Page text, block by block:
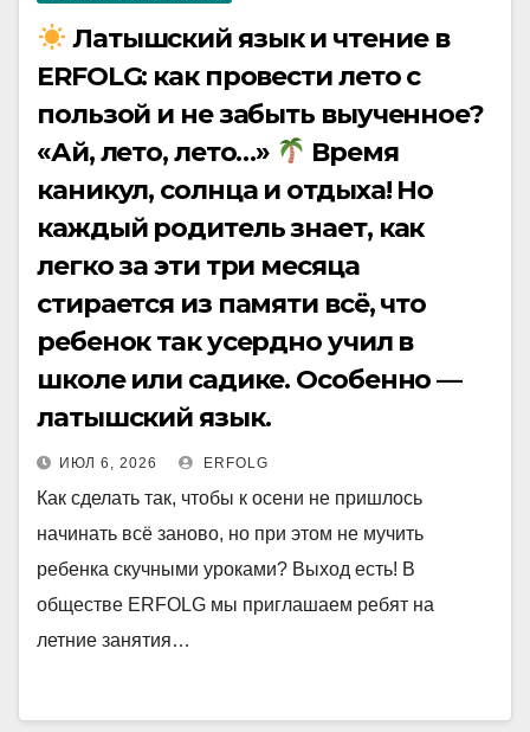
Латышский язык и чтение в
ERFOLG: как провести лето с
пользой и не забыть выученное?
«Ай, лето, лето…»
Время
каникул, солнца и отдыха! Но
каждый родитель знает, как
легко за эти три месяца
стирается из памяти всё, что
ребенок так усердно учил в
школе или садике. Особенно —
латышский язык.
ИЮЛ 6, 2026 ERFOLG
Как сделать так, чтобы к осени не пришлось
начинать всё заново, но при этом не мучить
ребенка скучными уроками? Выход есть! В
обществе ERFOLG мы приглашаем ребят на
летние занятия…